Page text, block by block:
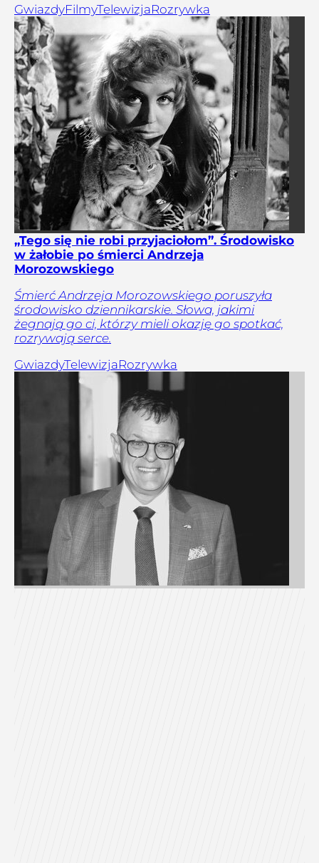
GwiazdyFilmyTelewizjaRozrywka
„Tego się nie robi przyjaciołom”. Środowisko
w żałobie po śmierci Andrzeja
Morozowskiego
Śmierć Andrzeja Morozowskiego poruszyła
środowisko dziennikarskie. Słowa, jakimi
żegnają go ci, którzy mieli okazję go spotkać,
rozrywają serce.
GwiazdyTelewizjaRozrywka